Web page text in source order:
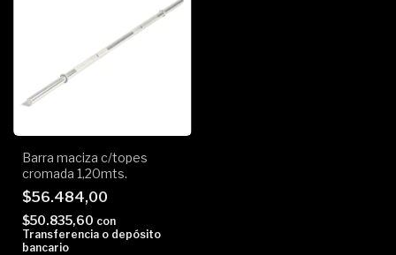
Barra maciza c/topes
cromada 1,20mts.
$56.484,00
$50.835,60 con
Transferencia o depósito
bancario